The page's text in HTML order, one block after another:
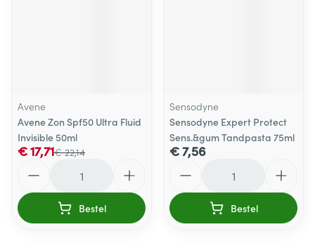
Avene
Avene Zon Spf50 Ultra Fluid
Invisible 50ml
€ 22,14
€ 17,71
Bestel
Sensodyne
Sensodyne Expert Protect
Sens.&gum Tandpasta 75ml
€ 7,56
Bestel